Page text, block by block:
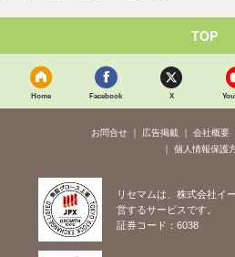
TOP
Home Facebook X
お問合せ 広告掲載 会社概要
個人情報保護
リセマムは、株式会社イ
営するサービスです。
証券コード：6038